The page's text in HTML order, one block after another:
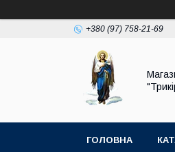
+380 (97) 758-21-69
ГОЛОВНА